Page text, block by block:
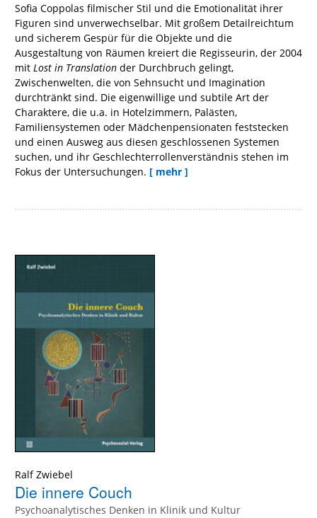
Sofia Coppolas filmischer Stil und die Emotionalität ihrer
Figuren sind unverwechselbar. Mit großem Detailreichtum
und sicherem Gespür für die Objekte und die
Ausgestaltung von Räumen kreiert die Regisseurin, der 2004
mit Lost in Translation der Durchbruch gelingt,
Zwischenwelten, die von Sehnsucht und Imagination
durchtränkt sind. Die eigenwillige und subtile Art der
Charaktere, die u.a. in Hotelzimmern, Palästen,
Familiensystemen oder Mädchenpensionaten feststecken
und einen Ausweg aus diesen geschlossenen Systemen
suchen, und ihr Geschlechterrollenverständnis stehen im
Fokus der Untersuchungen. [ mehr ]
Ralf Zwiebel
Die innere Couch
Psychoanalytisches Denken in Klinik und Kultur